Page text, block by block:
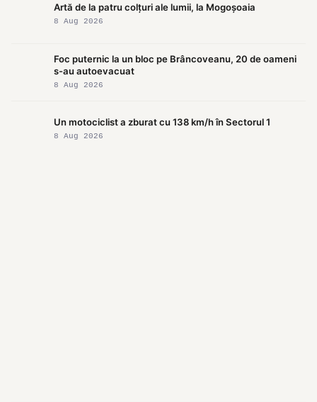
Artă de la patru colțuri ale lumii, la Mogoșoaia
8 Aug 2026
Foc puternic la un bloc pe Brâncoveanu, 20 de oameni
s-au autoevacuat
8 Aug 2026
Un motociclist a zburat cu 138 km/h în Sectorul 1
8 Aug 2026